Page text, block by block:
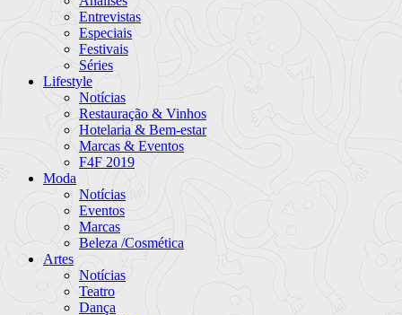
Entrevistas
Especiais
Festivais
Séries
Lifestyle
Notícias
Restauração & Vinhos
Hotelaria & Bem-estar
Marcas & Eventos
F4F 2019
Moda
Notícias
Eventos
Marcas
Beleza /Cosmética
Artes
Notícias
Teatro
Dança